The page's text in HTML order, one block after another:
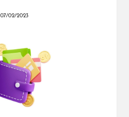
07/02/2023